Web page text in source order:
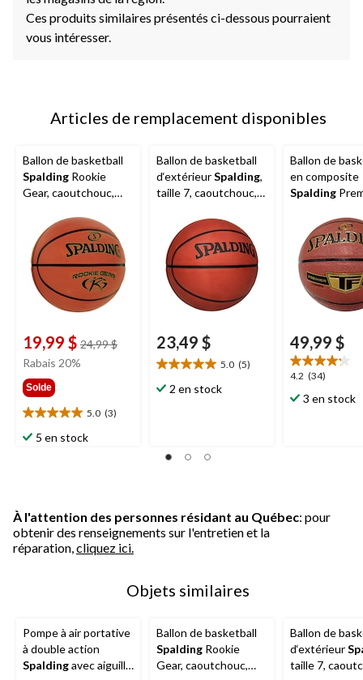
Ces produits similaires présentés ci-dessous pourraient
vous intéresser.
Articles de remplacement disponibles
Ballon de basketball
Spalding Rookie
Gear, caoutchouc,
19,99 $ 24,99 $prix
Rabais 20%
Solde
5.0 (3)
5.0
étoile(s)
5 en stock
Ballon de basketball
d‘extérieurSpalding,
taille 7, caoutchouc,
23,49 $
5.0 (5)
5.0
étoile(s)
2 en stock
Ballon de
en composite
Spalding
intérieur/
taille
po)
49,99 $
4.2 (34)
4.2
étoile(s)
sur
3 en stock
À l'attention des personnes résidant au Québec: pour
obtenir des renseignements sur l'entretien et la
réparation, cliquez ici.
Objets similaires
Pompe à air portative
à double action
Spaldingavec aiguille
Ballon de basketball
Spalding Rookie
Gear, caoutchouc,
Ballon de
d‘extérieur
taille 7,